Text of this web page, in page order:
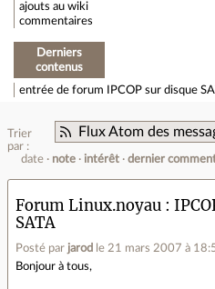
ajouts au wiki
commentaires
Derniers
contenus
entrée de forum IPCOP sur disque
Flux Atom des
Trier
par :
date
note intérêt dernier
Forum Linux.noyau
SATA
Posté par jarod le 21 mars 2007 à
Bonjour à tous,